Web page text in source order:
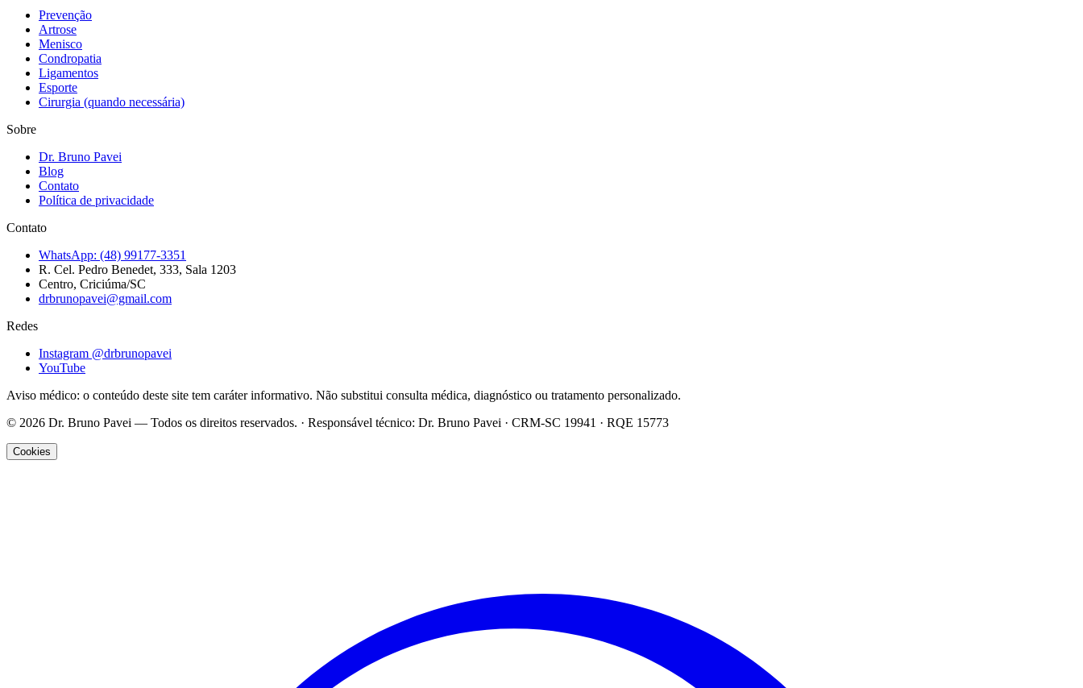
Prevenção
Artrose
Menisco
Condropatia
Ligamentos
Esporte
Cirurgia (quando necessária)
Sobre
Dr. Bruno Pavei
Blog
Contato
Política de privacidade
Contato
WhatsApp: (48) 99177-3351
R. Cel. Pedro Benedet, 333, Sala 1203
Centro, Criciúma/SC
drbrunopavei@gmail.com
Redes
Instagram @drbrunopavei
YouTube
Aviso médico: o conteúdo deste site tem caráter informativo. Não substitui consulta médica, diagnóstico ou tratamento personalizado.
© 2026 Dr. Bruno Pavei — Todos os direitos reservados. · Responsável técnico: Dr. Bruno Pavei · CRM-SC 19941 · RQE 15773
Cookies